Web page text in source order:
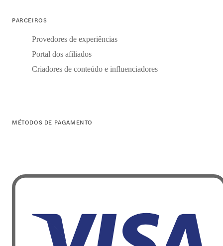
PARCEIROS
Provedores de experiências
Portal dos afiliados
Criadores de conteúdo e influenciadores
MÉTODOS DE PAGAMENTO